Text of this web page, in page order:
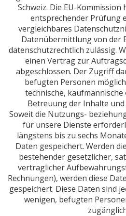
Schweiz. Die EU-Kommission
entsprechender Prüfung
vergleichbares
Datenübermittlung von der
datenschutzrechtlich zulässig.
einen Vertrag zur
abgeschlossen. Der Zugriff
befugten Personen
technische,
Betreuung der Inhalte
Soweit die Nutzungs-
für unsere Dienste
längstens bis zu sechs
Daten gespeichert. Werden
bestehender gesetzlicher,
vertraglicher
Rechnungen), werden diese
gespeichert. Diese Daten sind
wenigen, befugten